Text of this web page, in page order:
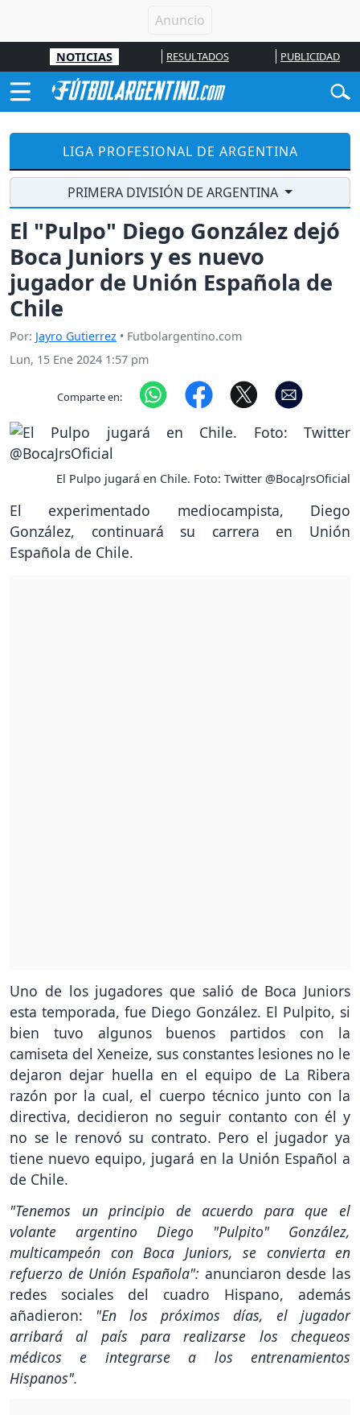
NOTICIAS RESULTADOS PUBLICIDAD
LIGA PROFESIONAL DE ARGENTINA
PRIMERA DIVISIÓN DE ARGENTINA
El "Pulpo" Diego González dejó
Boca Juniors y es nuevo
jugador de Unión Española de
Chile
Por: Jayro Gutierrez • Futbolargentino.com
Lun, 15 Ene 2024 1:57 pm
Comparte en:
El Pulpo jugará en Chile. Foto: Twitter @BocaJrsOficial
El experimentado mediocampista, Diego
González, continuará su carrera en Unión
Española de Chile.
Uno de los jugadores que salió de Boca Juniors
esta temporada, fue Diego González. El Pulpito, si
bien tuvo algunos buenos partidos con la
camiseta del Xeneize, sus constantes lesiones no le
dejaron dejar huella en el equipo de La Ribera
razón por la cual, el cuerpo técnico junto con la
directiva, decidieron no seguir contanto con él y
no se le renovó su contrato. Pero el jugador ya
tiene nuevo equipo, jugará en la Unión Español a
de Chile.
"Tenemos un principio de acuerdo para que el
volante argentino Diego "Pulpito" González,
multicampeón con Boca Juniors, se convierta en
refuerzo de Unión Española": anunciaron desde las
redes sociales del cuadro Hispano, además
añadieron: "En los próximos días, el jugador
arribará al país para realizarse los chequeos
médicos e integrarse a los entrenamientos
Hispanos".